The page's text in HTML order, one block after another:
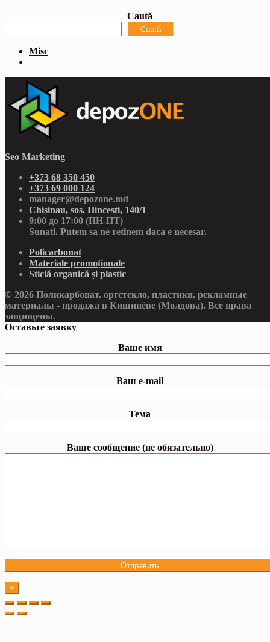
Caută
Caută
Misc
Seo Marketing
+373 68 350 450
+373 69 000 124
manager@depozone.md
Chisinau, sos. Hincesti, 140/1
9:00 до 17:00 (ПН-ПТ)
Sunati. Putem sa ne retinem daca e necesar.
Policarbonat
Materiale promoționale
Sticlă organică și plastic
© 2026 Поликарбонат, оргстекло, пластики, рекламные
материалы - продажа в Кишинёве (Молдова). Все права
защищены.
Оставьте заявку
Ваше имя
Ваш e-mail
Тема
Ваше сообщение (не обязательно)
×